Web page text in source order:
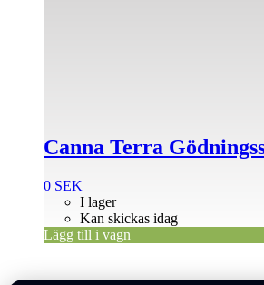
Canna Terra
0 SEK
I lager
Kan skickas idag
Lägg till i vagn